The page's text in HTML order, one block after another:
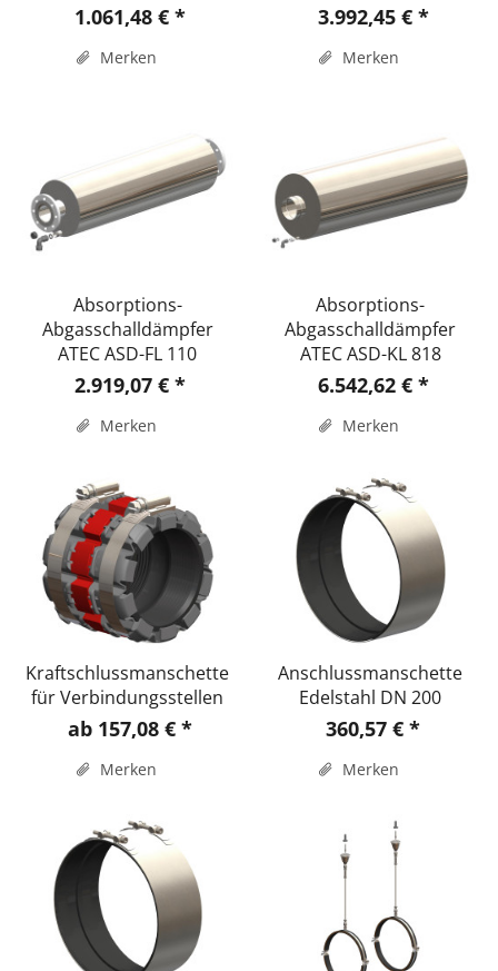
1.061,48 € *
Merken
3.992,45 € *
Merken
Absorptions-
Abgasschalldämpfer
ATEC ASD-FL 110
2.919,07 € *
Merken
Absorptions-
Abgasschalldämpfer
ATEC ASD-KL 818
6.542,62 € *
Merken
Kraftschlussmanschette
für Verbindungsstellen
ab 157,08 € *
Merken
Anschlussmanschette
Edelstahl DN 200
360,57 € *
Merken